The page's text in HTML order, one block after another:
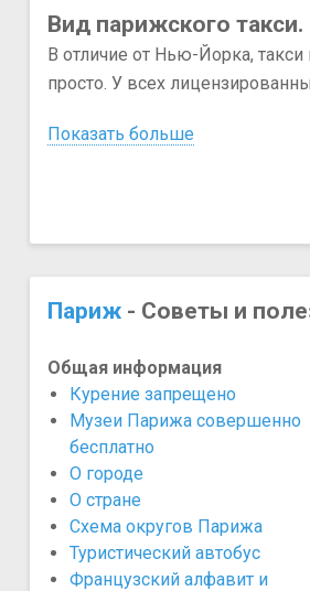
Вид парижского такси.
В отличие от Нью-Йорка,
просто. У всех
Показать больше
Париж - Советы и
Общая информация
Курение запрещено
Музеи Парижа совершенно
бесплатно
О городе
О стране
Схема округов Парижа
Туристический автобус
Французский алфавит и